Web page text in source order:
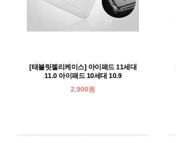
[태블릿젤리케이스] 아이패드 11세대
11.0 아이패드 10세대 10.9
2,900원